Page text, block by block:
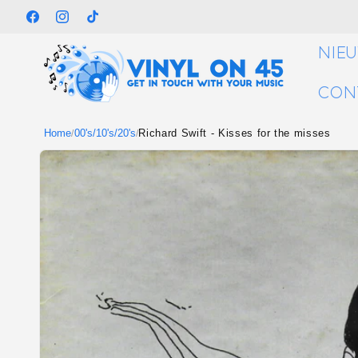
naar de
FacebookInstagram
TikTok
Home/00's/10's/20's/Richard Swift - Kisses for the misses
Ga direct naar
productinformatie